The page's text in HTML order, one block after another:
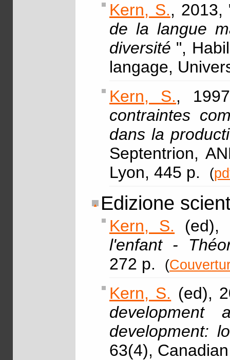
Kern, S., 2013,
de la langue
diversité ",
langage,
Kern, S.,
contraintes
dans la
Septentrion,
Lyon, 445 p.
(
Edizione
Kern, S. (ed),
l'enfant -
272 p.
(
Kern, S. (ed),
development
development:
63(4),